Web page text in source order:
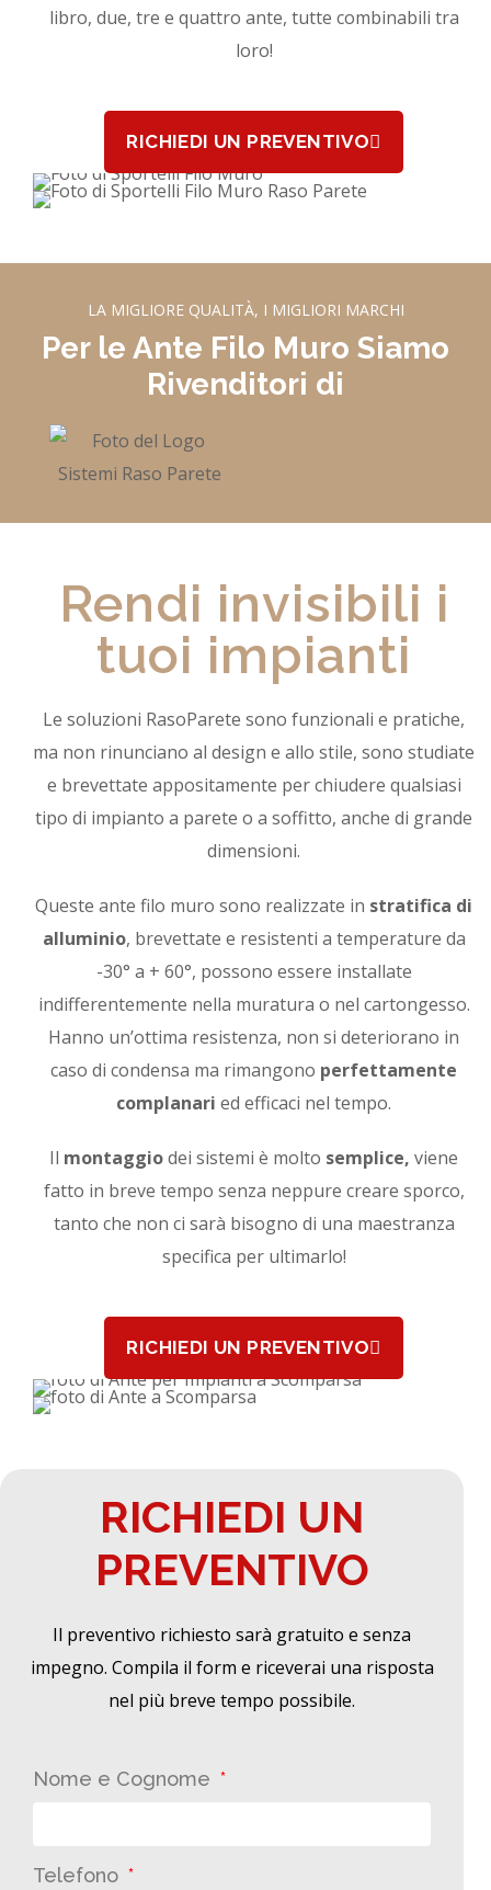
libro, due, tre e quattro ante, tutte combinabili tra
loro!
RICHIEDI UN PREVENTIVO
LA MIGLIORE QUALITÀ, I MIGLIORI MARCHI
Per le Ante Filo Muro Siamo
Rivenditori di
Rendi invisibili i
tuoi impianti
Le soluzioni RasoParete sono funzionali e pratiche,
ma non rinunciano al design e allo stile, sono studiate
e brevettate appositamente per chiudere qualsiasi
tipo di impianto a parete o a soffitto, anche di grande
dimensioni.
Queste ante filo muro sono realizzate in stratifica di
alluminio, brevettate e resistenti a temperature da
-30° a + 60°, possono essere installate
indifferentemente nella muratura o nel cartongesso.
Hanno un’ottima resistenza, non si deteriorano in
caso di condensa ma rimangono perfettamente
complanaried efficaci nel tempo.
Il montaggiodei sistemi è molto semplice, viene
fatto in breve tempo senza neppure creare sporco,
tanto che non ci sarà bisogno di una maestranza
specifica per ultimarlo!
RICHIEDI UN PREVENTIVO
RICHIEDI UN
PREVENTIVO
Il preventivo richiesto sarà gratuito e senza
impegno. Compila il form e riceverai una risposta
nel più breve tempo possibile.
Nome e Cognome
Telefono